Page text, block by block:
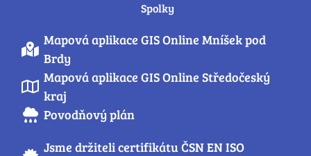
Spolky
Mapová aplikace GIS Online Mníšek pod
Brdy
Mapová aplikace GIS Online Středočeský
kraj
Povodňový plán
Jsme držiteli certifikátu ČSN EN ISO